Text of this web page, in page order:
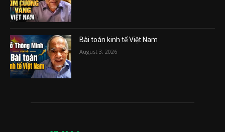
Bài toán kinh tế Việt Nam
August 3, 2026